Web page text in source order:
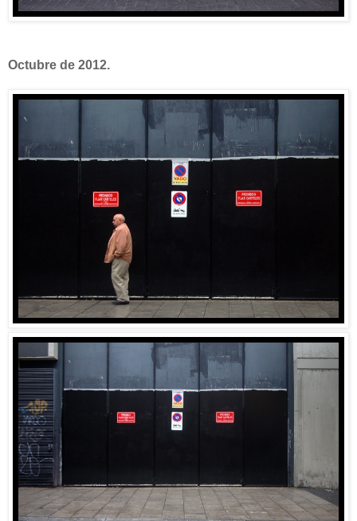
Octubre de 2012.